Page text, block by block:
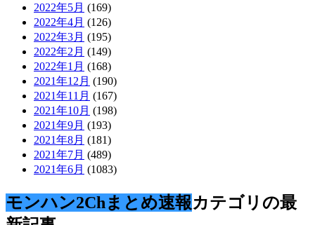
2022年5月 (169)
2022年4月 (126)
2022年3月 (195)
2022年2月 (149)
2022年1月 (168)
2021年12月 (190)
2021年11月 (167)
2021年10月 (198)
2021年9月 (193)
2021年8月 (181)
2021年7月 (489)
2021年6月 (1083)
モンハン2Chまとめ速報カテゴリの最